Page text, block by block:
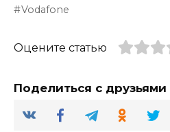
Vodafone
Оцените статью
Поделиться с друзьями